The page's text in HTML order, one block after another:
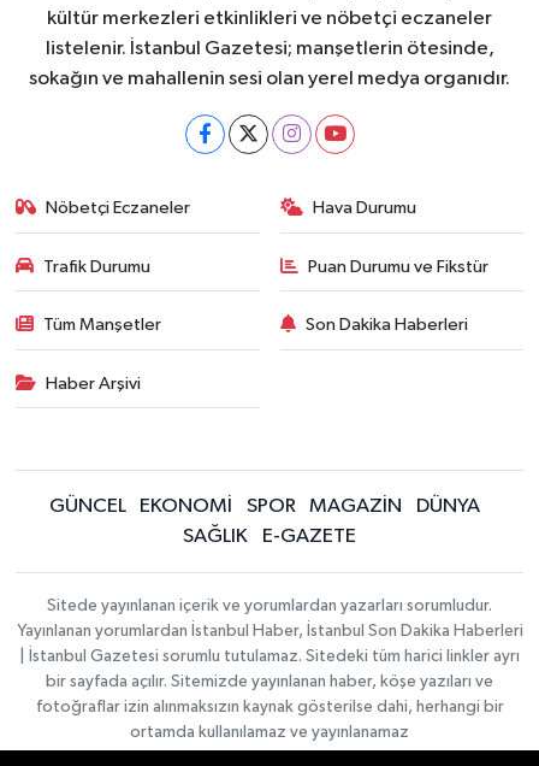
kültür merkezleri etkinlikleri ve nöbetçi eczaneler
listelenir. İstanbul Gazetesi; manşetlerin ötesinde,
sokağın ve mahallenin sesi olan yerel medya organıdır.
Nöbetçi Eczaneler Hava Durumu
Trafik Durumu Puan Durumu ve Fikstür
Tüm Manşetler Son Dakika Haberleri
Haber Arşivi
GÜNCEL EKONOMİ SPOR MAGAZİN
DÜNYA
SAĞLIK
E-GAZETE
Sitede yayınlanan içerik ve yorumlardan yazarları sorumludur.
Yayınlanan yorumlardan İstanbul Haber, İstanbul Son Dakika Haberleri
| İstanbul Gazetesi sorumlu tutulamaz. Sitedeki tüm harici linkler ayrı
bir sayfada açılır. Sitemizde yayınlanan haber, köşe yazıları ve
fotoğraflar izin alınmaksızın kaynak gösterilse dahi, herhangi bir
ortamda kullanılamaz ve yayınlanamaz